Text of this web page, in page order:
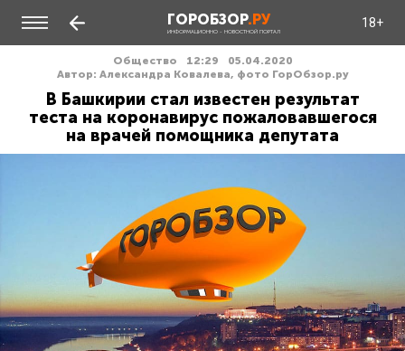
ГОРОБЗОР.РУ
ИНФОРМАЦИОННО - НОВОСТНОЙ ПОРТАЛ
18+
Общество 12:29
05.04.2020
Автор: Александра Ковалева, фото ГорОбзор.ру
В Башкирии стал известен результат
теста на коронавирус пожаловавшегося
на врачей помощника депутата